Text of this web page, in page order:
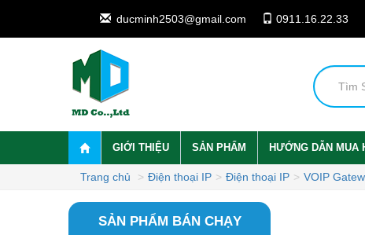
ducminh2503@gmail.com 0911.16.22.33
GIỚI THIỆU SẢN PHẨM HƯỚNG DẪN MUA
Trang chủ Điện thoại IP Điện thoại IP VOIP
SẢN PHẨM BÁN CHẠY